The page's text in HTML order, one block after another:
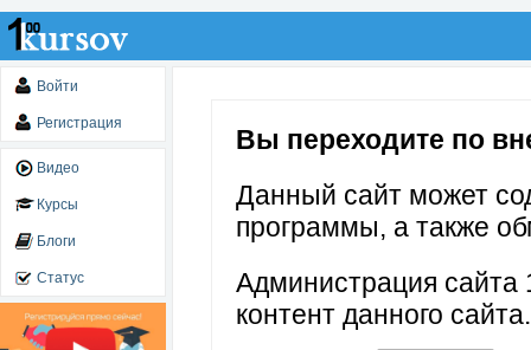
Войти
Регистрация
Видео
Курсы
Блоги
Статус
Вы переходите по
Данный сайт может
программы, а также
Администрация сайта
контент данного сайта.